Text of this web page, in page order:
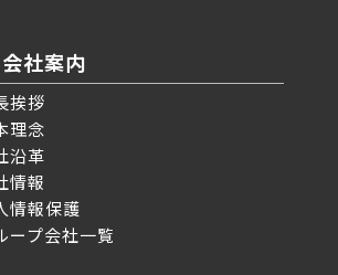
会社案内
挨拶
理念
沿革
情報
情報保護
ープ会社一覧